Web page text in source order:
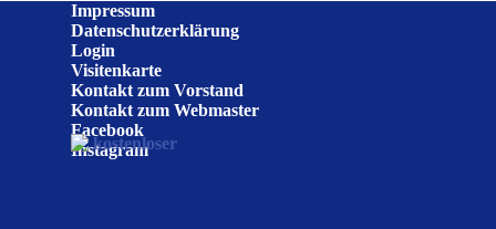
Impressum
Datenschutzerklärung
Login
Visitenkarte
Kontakt zum Vorstand
Kontakt zum Webmaster
Facebook
Instagram